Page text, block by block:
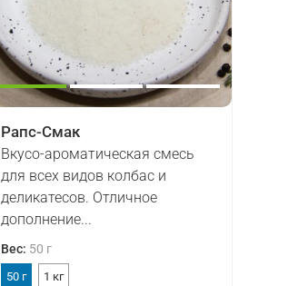
Рапс-Смак
Вкусо-ароматическая смесь
для всех видов колбас и
деликатесов. Отличное
дополнение...
Вес: 50 г
50 г 1 кг